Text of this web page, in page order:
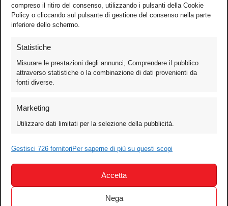
compreso il ritiro del consenso, utilizzando i pulsanti della Cookie
Policy o cliccando sul pulsante di gestione del consenso nella parte
inferiore dello schermo.
Statistiche
Misurare le prestazioni degli annunci, Comprendere il pubblico
attraverso statistiche o la combinazione di dati provenienti da
fonti diverse.
Marketing
Utilizzare dati limitati per la selezione della pubblicità.
Gestisci 726 fornitori Per saperne di più su questi scopi
Accetta
Nega
Games
Test